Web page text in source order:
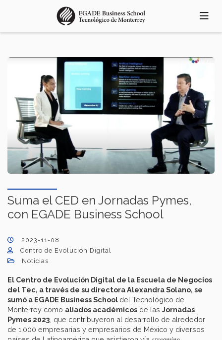
principal
Suma el CED en Jornadas Pymes,
con EGADE Business School
2023-11-08
Centro de Evolución Digital
Noticias
El Centro de Evolución Digital de la Escuela de Negocios
del Tec, a través de su directora Alexandra Solano, se
sumó a EGADE Business School del Tecnológico de
Monterrey como aliados académicos de las Jornadas
Pymes 2023 , que contribuyeron al desarrollo de alrededor
de 1,000 empresarias y empresarios de México y diversos